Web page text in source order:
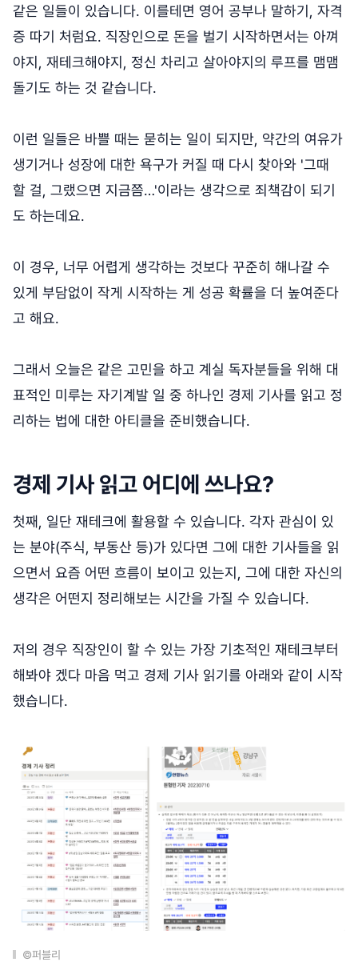
같은 일들이 있습니다. 이를테면 영어 공부나 말하기, 자격
증 따기 처럼요. 직장인으로 돈을 벌기 시작하면서는 아껴
야지, 재테크해야지, 정신 차리고 살아야지의 루프를 맴맴
돌기도 하는 것 같습니다.
이런 일들은 바쁠 때는 묻히는 일이 되지만, 약간의 여유가
생기거나 성장에 대한 욕구가 커질 때 다시 찾아와 '그때
할 걸, 그랬으면 지금쯤…'이라는 생각으로 죄책감이 되기
도 하는데요.
이 경우, 너무 어렵게 생각하는 것보다 꾸준히 해나갈 수
있게 부담없이 작게 시작하는 게 성공 확률을 더 높여준다
고 해요.
그래서 오늘은 같은 고민을 하고 계실 독자분들을 위해 대
표적인 미루는 자기계발 일 중 하나인 경제 기사를 읽고 정
리하는 법에 대한 아티클을 준비했습니다.
경제 기사 읽고 어디에 쓰나요?
첫째, 일단 재테크에 활용할 수 있습니다. 각자 관심이 있
는 분야(주식, 부동산 등)가 있다면 그에 대한 기사들을 읽
으면서 요즘 어떤 흐름이 보이고 있는지, 그에 대한 자신의
생각은 어떤지 정리해보는 시간을 가질 수 있습니다.
저의 경우 직장인이 할 수 있는 가장 기초적인 재테크부터
해봐야 겠다 마음 먹고 경제 기사 읽기를 아래와 같이 시작
했습니다.
©퍼블리